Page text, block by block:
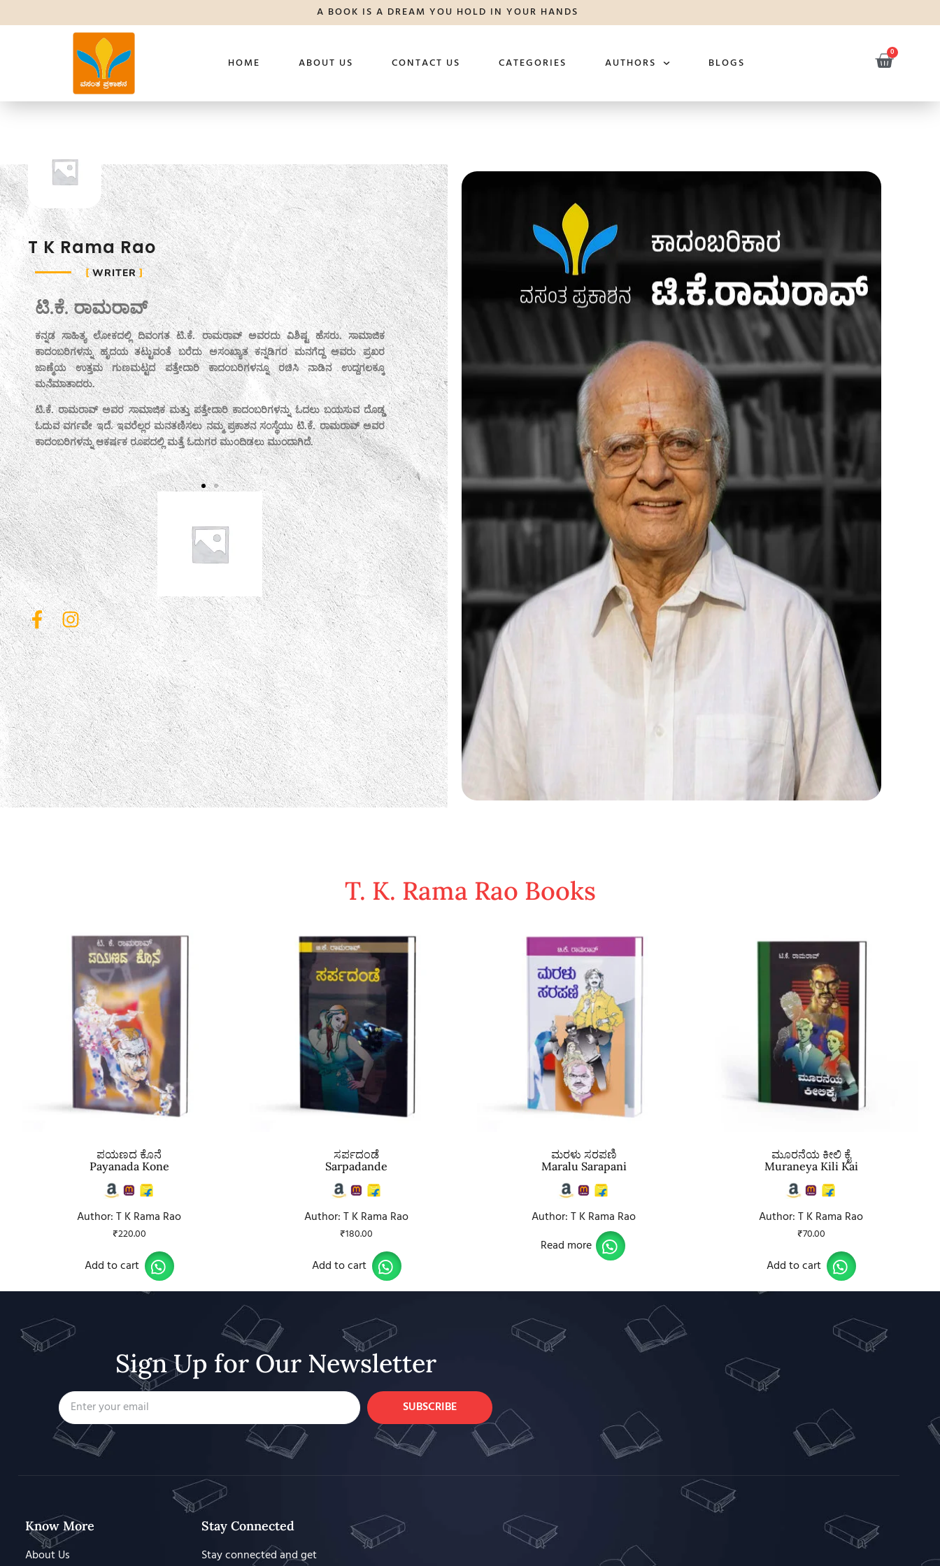
A BOOK IS A DREAM YOU HOLD IN YOUR HANDS
HOME ABOUT US CONTACT US CATEGORIES AUTHORS BLOGS
0
T K Rama Rao
WRITER
ಸಾಮಾಜಿಕ
ಪ್ರಖರ
ದೊಡ್ಡ
ಅವರ
T.K. Rama Rao
The late T.K. Rama Rao is a unique name in the world of Kannada literature. He won
the hearts of countless Kannadigas by writing heart-touching social novels. He also
wrote brilliant and high-quality detective novels that became household names
across the country.
There is a large readership who wants to read T.K. Rama Rao’s social and detective
novels. To satisfy all of them, our publishing house is taking steps to bring T.K.
Rama Rao’s novels back to the readers in an attractive format.
ಟಿ.ಕೆ. ರಾಮರಾವ್
ಕನ್ನಡ ಸಾಹಿತ್ಯ ಲೋಕದಲ್ಲಿ ದಿವಂಗತ ಟಿ.ಕೆ. ರಾಮರಾವ್ ಅವರದು ವಿಶಿಷ್ಟ ಹೆಸರು. ಸಾಮಾಜಿಕ
ಕಾದಂಬರಿಗಳನ್ನು ಹೃದಯ ತಟ್ಟುವಂತೆ ಬರೆದು ಅಸಂಖ್ಯಾತ ಕನ್ನಡಿಗರ ಮನಗೆದ್ದ ಅವರು ಪ್ರಖರ
ಜಾಣ್ಮೆಯ ಉತ್ತಮ ಗುಣಮಟ್ಟದ ಪತ್ತೇದಾರಿ ಕಾದಂಬರಿಗಳನ್ನೂ ರಚಿಸಿ ನಾಡಿನ ಉದ್ದಗಲಕ್ಕೂ
ಮನೆಮಾತಾದರು.
ಟಿ.ಕೆ. ರಾಮರಾವ್ ಅವರ ಸಾಮಾಜಿಕ ಮತ್ತು ಪತ್ತೇದಾರಿ ಕಾದಂಬರಿಗಳನ್ನು ಓದಲು ಬಯಸುವ ದೊಡ್ಡ
ಓದುವ ವರ್ಗವೇ ಇದೆ. ಇವರೆಲ್ಲರ ಮನತಣಿಸಲು ನಮ್ಮ ಪ್ರಕಾಶನ ಸಂಸ್ಥೆಯು ಟಿ.ಕೆ. ರಾಮರಾವ್ ಅವರ
ಕಾದಂಬರಿಗಳನ್ನು ಆಕರ್ಷಕ ರೂಪದಲ್ಲಿ ಮತ್ತೆ ಓದುಗರ ಮುಂದಿಡಲು ಮುಂದಾಗಿದೆ.
T. K. Rama Rao Books
ಪಯಣದ ಕೊನೆ
Payanada Kone
Author: T K Rama Rao
₹220.00
Add to cart
ಸರ್ಪದಂಡೆ
Sarpadande
Author: T K Rama Rao
₹180.00
Add to cart
ಮರಳು ಸರಪಣಿ
Maralu Sarapani
Author: T K Rama Rao
Read more
ಮೂರನೆಯ ಕೀಲಿ ಕೈ
Muraneya Kili Kai
Author: T K Rama Rao
₹70.00
Add to cart
Sign Up for Our Newsletter
SUBSCRIBE
Know More
About Us
Stay Connected
Stay connected and get